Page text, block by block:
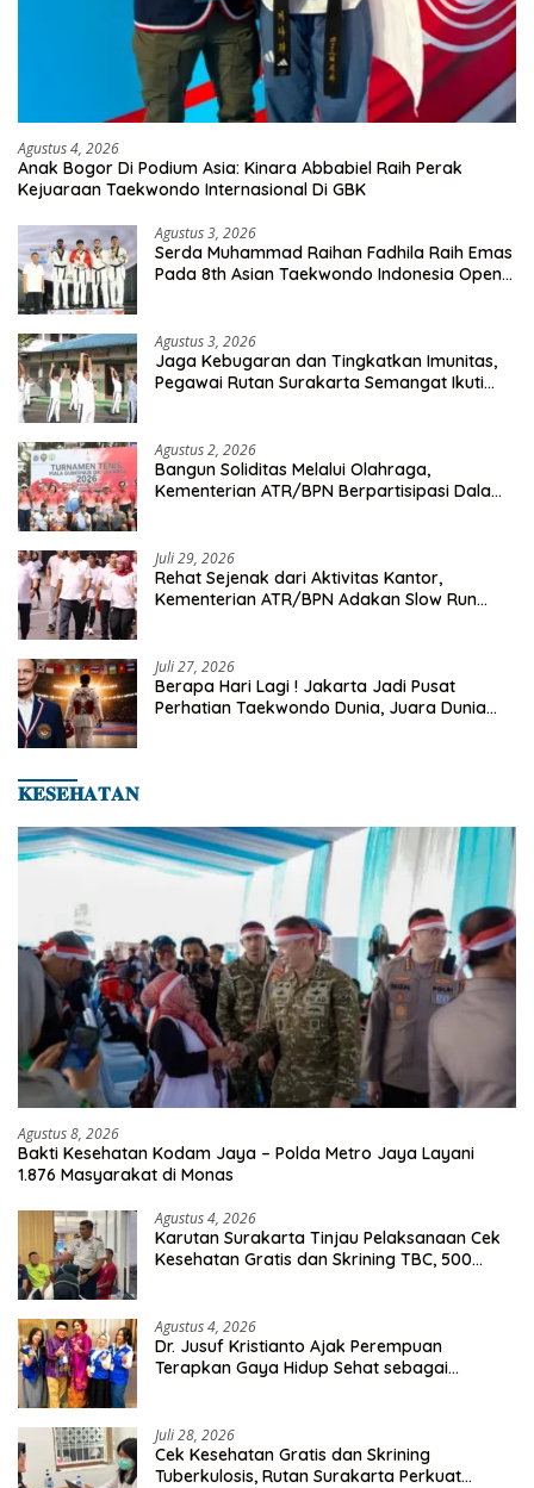
Agustus 4, 2026
Anak Bogor Di Podium Asia: Kinara Abbabiel Raih Perak
Kejuaraan Taekwondo Internasional Di GBK
Agustus 3, 2026
Serda Muhammad Raihan Fadhila Raih Emas
Pada 8th Asian Taekwondo Indonesia Open
Agustus 3, 2026
Jaga Kebugaran dan Tingkatkan Imunitas,
Pegawai Rutan Surakarta Semangat Ikuti
Agustus 2, 2026
Bangun Soliditas Melalui Olahraga,
Kementerian ATR/BPN Berpartisipasi Dalam
Juli 29, 2026
Rehat Sejenak dari Aktivitas Kantor,
Kementerian ATR/BPN Adakan Slow Run
Juli 27, 2026
Berapa Hari Lagi ! Jakarta Jadi Pusat
Perhatian Taekwondo Dunia, Juara Dunia
𝐊𝐄𝐒𝐄𝐇𝐀𝐓𝐀𝐍
Agustus 8, 2026
Bakti Kesehatan Kodam Jaya – Polda Metro Jaya Layani
1.876 Masyarakat di Monas
Agustus 4, 2026
Karutan Surakarta Tinjau Pelaksanaan Cek
Kesehatan Gratis dan Skrining TBC, 500
Agustus 4, 2026
Dr. Jusuf Kristianto Ajak Perempuan
Terapkan Gaya Hidup Sehat sebagai
Juli 28, 2026
Cek Kesehatan Gratis dan Skrining
Tuberkulosis, Rutan Surakarta Perkuat